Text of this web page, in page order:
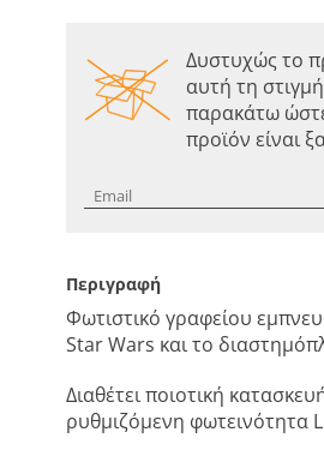
Δυστυχώς το
αυτή τη
παρακάτω
προϊόν είναι
Περιγραφή
Φωτιστικό γραφείου
Star Wars και το
Διαθέτει ποιοτική
ρυθμιζόμενη φωτεινότητα